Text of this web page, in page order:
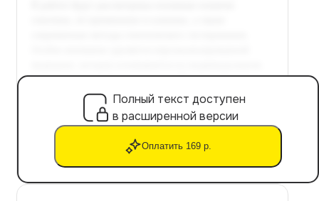
Полный текст доступен
в расширенной версии
Оплатить 169 р.